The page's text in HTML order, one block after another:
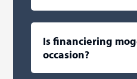
Is financiering
occasion?